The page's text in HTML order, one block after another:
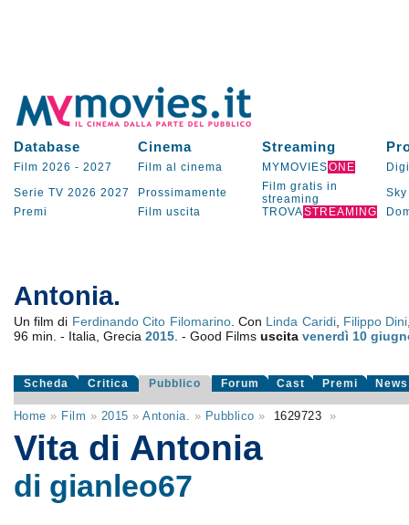
Database Cinema Streaming
Film 2026 - 2027 Film al cinema MYMOVIESONE
Serie TV 2026 2027 Prossimamente
Film gratis in
streaming
Sky
Premi
Film uscita TROVASTREAMING
Antonia.
Un film di Ferdinando Cito Filomarino. Con Linda Caridi, Filippo Dini
96 min. - Italia, Grecia 2015. - Good Films uscita venerdì 10
Scheda Critica Pubblico Forum Cast Premi News
Home » Film » 2015 »Antonia. » Pubblico » 1629723 »
Vita di Antonia
di gianleo67